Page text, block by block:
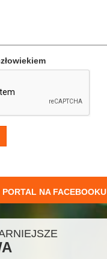
PORTAL NA FACEBOOKU